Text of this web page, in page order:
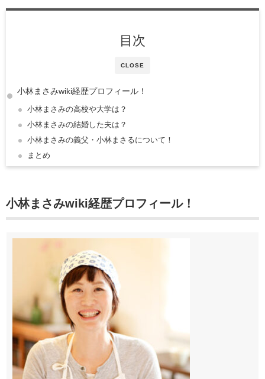
CLOSE
目次
小林まさみwiki経歴プロフィール！
小林まさみの高校や大学は？
小林まさみの結婚した夫は？
小林まさみの義父・小林まさるについて！
まとめ
小林まさみwiki経歴プロフィール！